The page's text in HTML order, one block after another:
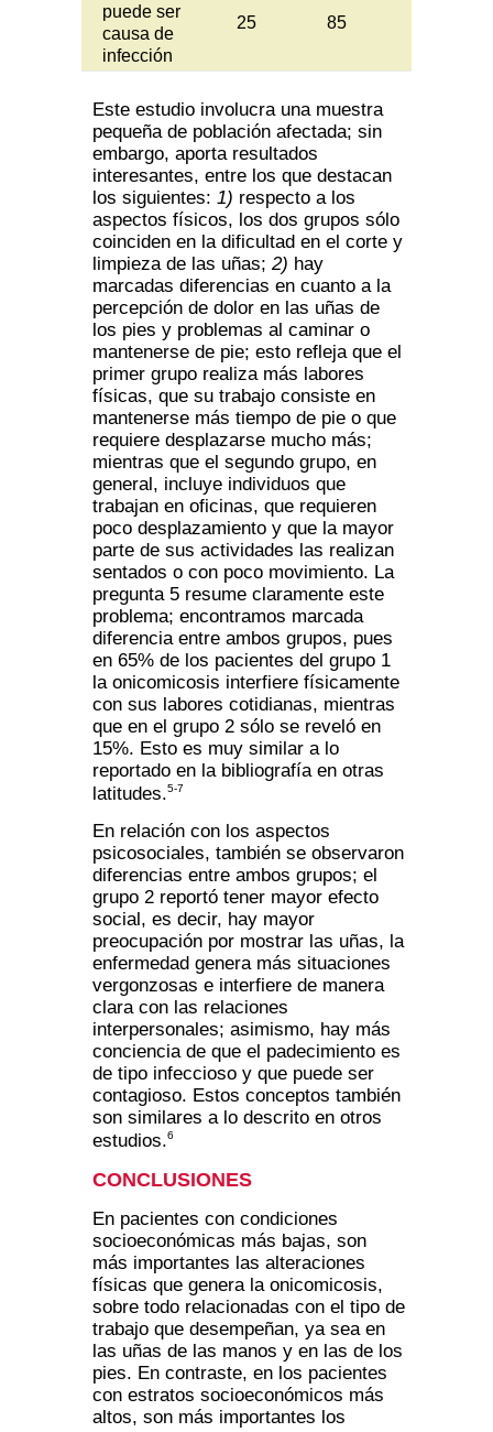
puede ser
causa de
infección
25 85
Este estudio involucra una muestra
pequeña de población afectada; sin
embargo, aporta resultados
interesantes, entre los que destacan
los siguientes: 1) respecto a los
aspectos físicos, los dos grupos sólo
coinciden en la dificultad en el corte y
limpieza de las uñas; 2) hay
marcadas diferencias en cuanto a la
percepción de dolor en las uñas de
los pies y problemas al caminar o
mantenerse de pie; esto refleja que el
primer grupo realiza más labores
físicas, que su trabajo consiste en
mantenerse más tiempo de pie o que
requiere desplazarse mucho más;
mientras que el segundo grupo, en
general, incluye individuos que
trabajan en oficinas, que requieren
poco desplazamiento y que la mayor
parte de sus actividades las realizan
sentados o con poco movimiento. La
pregunta 5 resume claramente este
problema; encontramos marcada
diferencia entre ambos grupos, pues
en 65% de los pacientes del grupo 1
la onicomicosis interfiere físicamente
con sus labores cotidianas, mientras
que en el grupo 2 sólo se reveló en
15%. Esto es muy similar a lo
reportado en la bibliografía en otras
latitudes.5-7
En relación con los aspectos
psicosociales, también se observaron
diferencias entre ambos grupos; el
grupo 2 reportó tener mayor efecto
social, es decir, hay mayor
preocupación por mostrar las uñas, la
enfermedad genera más situaciones
vergonzosas e interfiere de manera
clara con las relaciones
interpersonales; asimismo, hay más
conciencia de que el padecimiento es
de tipo infeccioso y que puede ser
contagioso. Estos conceptos también
son similares a lo descrito en otros
estudios.6
CONCLUSIONES
En pacientes con condiciones
socioeconómicas más bajas, son
más importantes las alteraciones
físicas que genera la onicomicosis,
sobre todo relacionadas con el tipo de
trabajo que desempeñan, ya sea en
las uñas de las manos y en las de los
pies. En contraste, en los pacientes
con estratos socioeconómicos más
altos, son más importantes los